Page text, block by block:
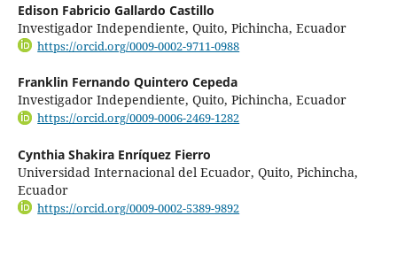
Edison Fabricio Gallardo Castillo
Investigador Independiente, Quito, Pichincha, Ecuador
https://orcid.org/0009-0002-9711-0988
Franklin Fernando Quintero Cepeda
Investigador Independiente, Quito, Pichincha, Ecuador
https://orcid.org/0009-0006-2469-1282
Cynthia Shakira Enríquez Fierro
Universidad Internacional del Ecuador, Quito, Pichincha,
Ecuador
https://orcid.org/0009-0002-5389-9892